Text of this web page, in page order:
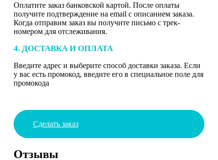
Оплатите заказ банковской картой. После оплаты
получите подтверждение на email с описанием заказа.
Когда отправим заказ вы получите письмо с трек-
номером для отслеживания.
4. ДОСТАВКА И ОПЛАТА
Введите адрес и выберите способ доставки заказа. Если
у вас есть промокод, введите его в специальное поле для
промокода
Сделать заказ
Отзывы